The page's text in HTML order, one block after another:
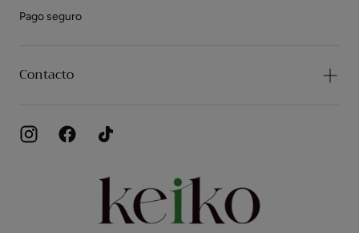
Pago seguro
Contacto